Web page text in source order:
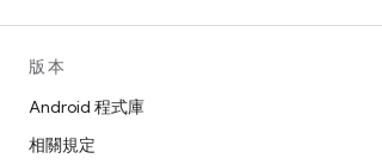
版本
Android 程式庫
相關規定